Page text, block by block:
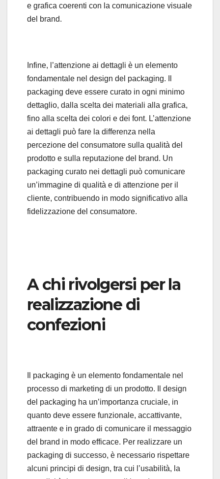
e grafica coerenti con la comunicazione visuale
del brand.
Infine, l’attenzione ai dettagli è un elemento
fondamentale nel design del packaging. Il
packaging deve essere curato in ogni minimo
dettaglio, dalla scelta dei materiali alla grafica,
fino alla scelta dei colori e dei font. L’attenzione
ai dettagli può fare la differenza nella
percezione del consumatore sulla qualità del
prodotto e sulla reputazione del brand. Un
packaging curato nei dettagli può comunicare
un’immagine di qualità e di attenzione per il
cliente, contribuendo in modo significativo alla
fidelizzazione del consumatore.
A chi rivolgersi per la
realizzazione di
confezioni
Il packaging è un elemento fondamentale nel
processo di marketing di un prodotto. Il design
del packaging ha un’importanza cruciale, in
quanto deve essere funzionale, accattivante,
attraente e in grado di comunicare il messaggio
del brand in modo efficace. Per realizzare un
packaging di successo, è necessario rispettare
alcuni principi di design, tra cui l’usabilità, la